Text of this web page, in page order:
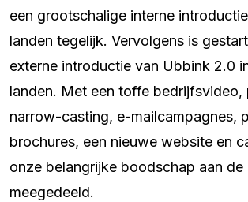
een grootschalige interne
landen tegelijk. Vervolgens is
externe introductie van Ubbink 2.0
landen. Met een toffe bedrijfsvideo,
narrow-casting, e-mailcampagnes,
brochures, een nieuwe website en
onze belangrijke boodschap aan de
meegedeeld.